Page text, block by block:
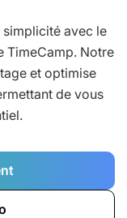
simplicité avec le
TimeCamp. Notre
et optimise
de vous